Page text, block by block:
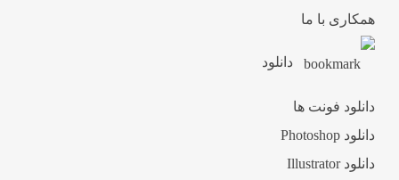
همکاری با ما
دانلود
دانلود فونت ها
دانلود Photoshop
دانلود Illustrator